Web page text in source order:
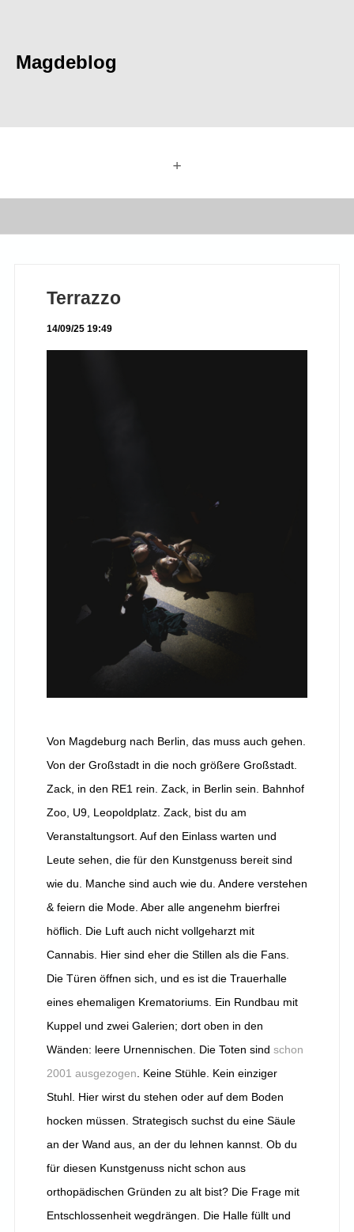
Magdeblog
+
Terrazzo
14/09/25 19:49
Von Magdeburg nach Berlin, das muss auch gehen.
Von der Großstadt in die noch größere Großstadt.
Zack, in den RE1 rein. Zack, in Berlin sein. Bahnhof
Zoo, U9, Leopoldplatz. Zack, bist du am
Veranstaltungsort. Auf den Einlass warten und
Leute sehen, die für den Kunstgenuss bereit sind
wie du. Manche sind auch wie du. Andere verstehen
& feiern die Mode. Aber alle angenehm bierfrei
höflich. Die Luft auch nicht vollgeharzt mit
Cannabis. Hier sind eher die Stillen als die Fans.
Die Türen öffnen sich, und es ist die Trauerhalle
eines ehemaligen Krematoriums. Ein Rundbau mit
Kuppel und zwei Galerien; dort oben in den
Wänden: leere Urnennischen. Die Toten sind schon
2001 ausgezogen. Keine Stühle. Kein einziger
Stuhl. Hier wirst du stehen oder auf dem Boden
hocken müssen. Strategisch suchst du eine Säule
an der Wand aus, an der du lehnen kannst. Ob du
für diesen Kunstgenuss nicht schon aus
orthopädischen Gründen zu alt bist? Die Frage mit
Entschlossenheit wegdrängen. Die Halle füllt und